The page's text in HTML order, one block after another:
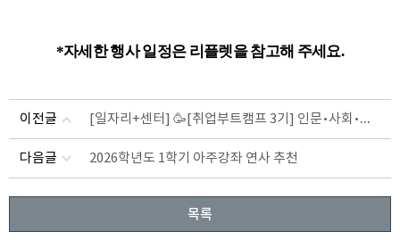
*자세한 행사 일정은 리플렛을 참고해 주세요.
이전글 [일자리+센터] 🥳[취업부트캠프 3기] 인문•사회•경영대생을 위한 One&Only 취업집중반 모집합니다!
다음글 2026학년도 1학기 아주강좌 연사 추천
목록